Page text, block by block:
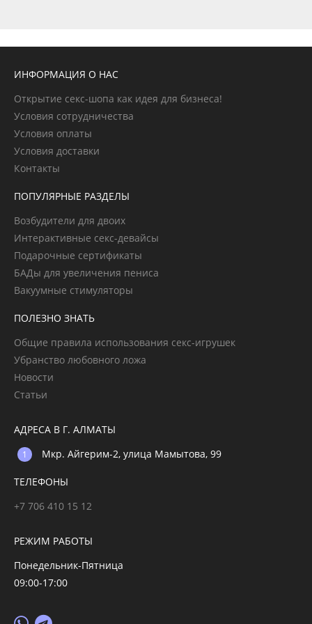
ИНФОРМАЦИЯ О НАС
Открытие секс-шопа как идея для бизнеса!
Условия сотрудничества
Условия оплаты
Условия доставки
Контакты
ПОПУЛЯРНЫЕ РАЗДЕЛЫ
Возбудители для двоих
Интерактивные секс-девайсы
Подарочные сертификаты
БАДы для увеличения пениса
Вакуумные стимуляторы
ПОЛЕЗНО ЗНАТЬ
Общие правила использования секс-игрушек
Убранство любовного ложа
Новости
Статьи
АДРЕСА В Г. АЛМАТЫ
Мкр. Айгерим-2, улица Мамытова, 99
ТЕЛЕФОНЫ
+7 706 410 15 12
РЕЖИМ РАБОТЫ
Понедельник-Пятница
09:00-17:00